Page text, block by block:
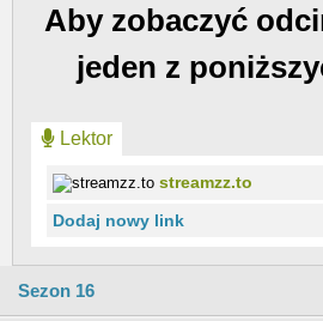
Aby zobaczyć
jeden z
Lektor
streamzz.to
Dodaj nowy link
Sezon 16